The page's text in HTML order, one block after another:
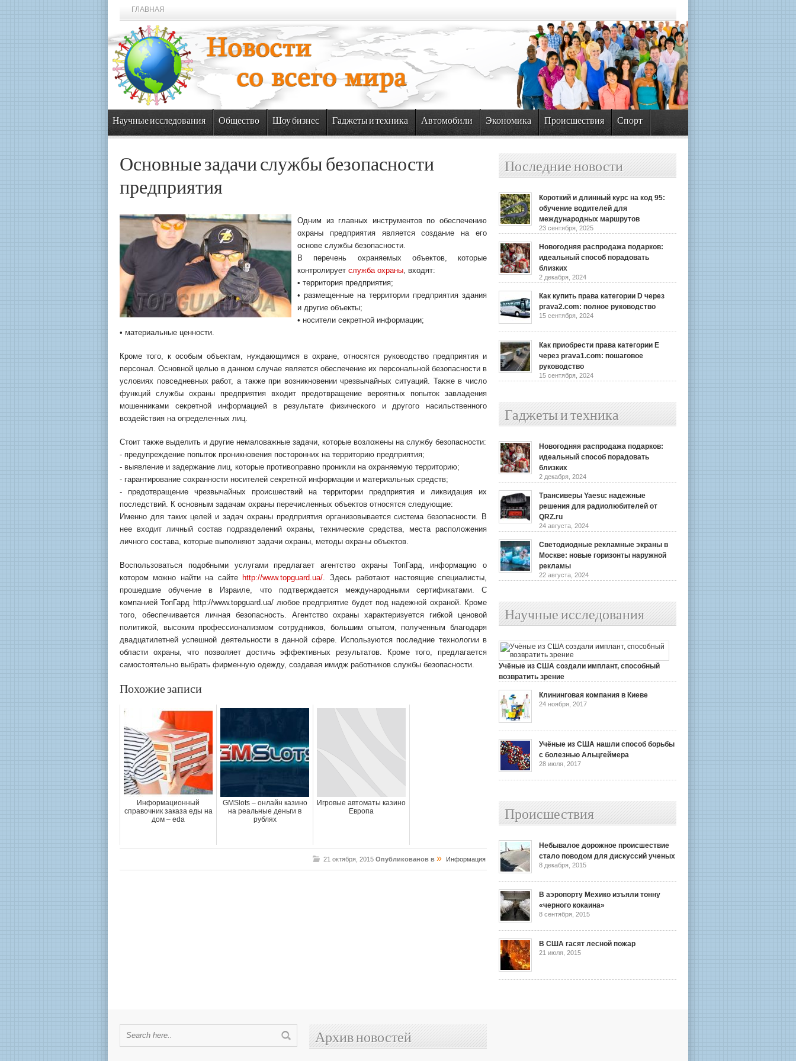
ГЛАВНАЯ
Научные исследования Общество Шоу бизнес Гаджеты и техника Автомобили Экономика Происшествия Спорт
Основные задачи службы безопасности
предприятия
Одним из главных инструментов по обеспечению
охраны предприятия является создание на его
основе службы безопасности.
В перечень охраняемых объектов, которые
контролирует служба охраны, входят:
• территория предприятия;
• размещенные на территории предприятия здания
и другие объекты;
• носители секретной информации;
• материальные ценности.
Кроме того, к особым объектам, нуждающимся в охране, относятся руководство предприятия и
персонал. Основной целью в данном случае является обеспечение их персональной безопасности в
условиях повседневных работ, а также при возникновении чрезвычайных ситуаций. Также в число
функций службы охраны предприятия входит предотвращение вероятных попыток завладения
мошенниками секретной информацией в результате физического и другого насильственного
воздействия на определенных лиц.
Стоит также выделить и другие немаловажные задачи, которые возложены на службу безопасности:
- предупреждение попыток проникновения посторонних на территорию предприятия;
- выявление и задержание лиц, которые противоправно проникли на охраняемую территорию;
- гарантирование сохранности носителей секретной информации и материальных средств;
- предотвращение чрезвычайных происшествий на территории предприятия и ликвидация их
последствий. К основным задачам охраны перечисленных объектов относятся следующие:
Именно для таких целей и задач охраны предприятия организовывается система безопасности. В
нее входит личный состав подразделений охраны, технические средства, места расположения
личного состава, которые выполняют задачи охраны, методы охраны объектов.
Воспользоваться подобными услугами предлагает агентство охраны ТопГард, информацию о
котором можно найти на сайте http://www.topguard.ua/. Здесь работают настоящие специалисты,
прошедшие обучение в Израиле, что подтверждается международными сертификатами. С
компанией ТопГард http://www.topguard.ua/ любое предприятие будет под надежной охраной. Кроме
того, обеспечивается личная безопасность. Агентство охраны характеризуется гибкой ценовой
политикой, высоким профессионализмом сотрудников, большим опытом, полученным благодаря
двадцатилетней успешной деятельности в данной сфере. Используются последние технологии в
области охраны, что позволяет достичь эффективных результатов. Кроме того, предлагается
самостоятельно выбрать фирменную одежду, создавая имидж работников службы безопасности.
Похожие записи
Информационный
справочник заказа еды на
дом – eda
GMSlots – онлайн казино
на реальные деньги в
рублях
Игровые автоматы казино
Европа
21 октября, 2015 Опубликованов в » Информация
Последние новости
Короткий и длинный курс на код 95:
обучение водителей для
международных маршрутов
23 сентября, 2025
Новогодняя распродажа подарков:
идеальный способ порадовать
близких
2 декабря, 2024
Как купить права категории D через
prava2.com: полное руководство
15 сентября, 2024
Как приобрести права категории E
через prava1.com: пошаговое
руководство
15 сентября, 2024
Гаджеты и техника
Новогодняя распродажа подарков:
идеальный способ порадовать
близких
2 декабря, 2024
Трансиверы Yaesu: надежные
решения для радиолюбителей от
QRZ.ru
24 августа, 2024
Светодиодные рекламные экраны в
Москве: новые горизонты наружной
рекламы
22 августа, 2024
Научные исследования
Учёные из США создали имплант, способный
возвратить зрение
Клининговая компания в Киеве
24 ноября, 2017
Учёные из США нашли способ борьбы
с болезнью Альцгеймера
28 июля, 2017
Происшествия
Небывалое дорожное происшествие
стало поводом для дискуссий ученых
8 декабря, 2015
В аэропорту Мехико изъяли тонну
«черного кокаина»
8 сентября, 2015
В США гасят лесной пожар
21 июля, 2015
Архив новостей